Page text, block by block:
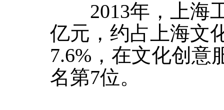
2013年，上海工
亿元，约占上海文
7.6%，在文化创意
名第7位。